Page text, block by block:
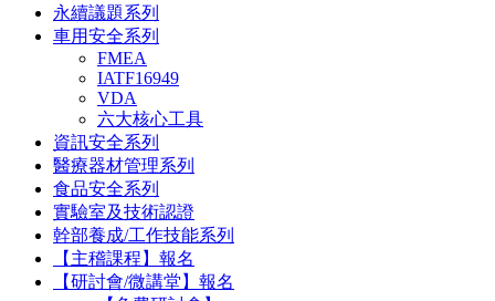
永續議題系列
車用安全系列
FMEA
IATF16949
VDA
六大核心工具
資訊安全系列
醫療器材管理系列
食品安全系列
實驗室及技術認證
幹部養成/工作技能系列
【主稽課程】報名
【研討會/微講堂】報名